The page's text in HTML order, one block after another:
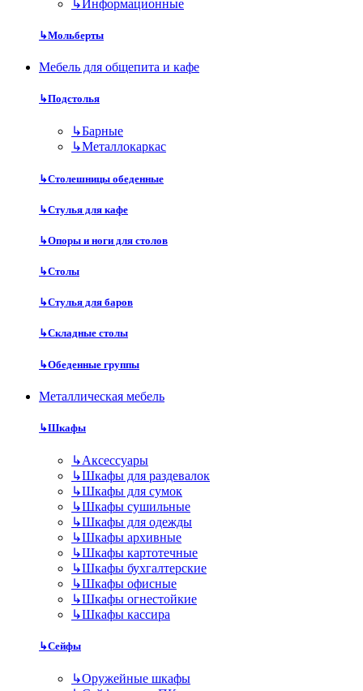
↳Информационные
↳Мольберты
Мебель для общепита и кафе
↳Подстолья
↳Барные
↳Металлокаркас
↳Столешницы обеденные
↳Стулья для кафе
↳Опоры и ноги для столов
↳Столы
↳Стулья для баров
↳Складные столы
↳Обеденные группы
Металлическая мебель
↳Шкафы
↳Аксессуары
↳Шкафы для раздевалок
↳Шкафы для сумок
↳Шкафы сушильные
↳Шкафы для одежды
↳Шкафы архивные
↳Шкафы картотечные
↳Шкафы бухгалтерские
↳Шкафы офисные
↳Шкафы огнестойкие
↳Шкафы кассира
↳Сейфы
↳Оружейные шкафы